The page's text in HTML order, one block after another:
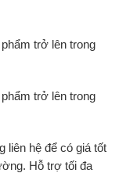
trở lên trong
trở lên trong
liên hệ để có giá tốt
Hỗ trợ tối đa